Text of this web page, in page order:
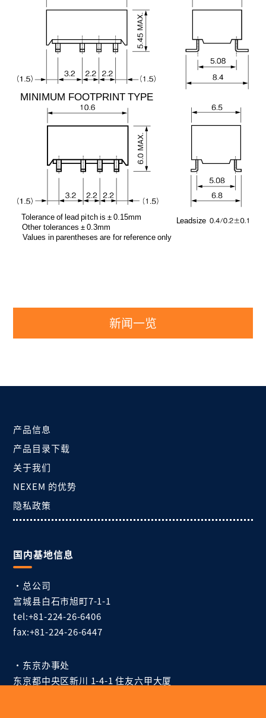
新闻一览
产品信息
产品目录下载
关于我们
NEXEM 的优势
隐私政策
国内基地信息
・总公司
宫城县白石市旭町7-1-1
tel:+81-224-26-6406
fax:+81-224-26-6447
・东京办事处
东京都中央区新川 1-4-1 住友六甲大厦